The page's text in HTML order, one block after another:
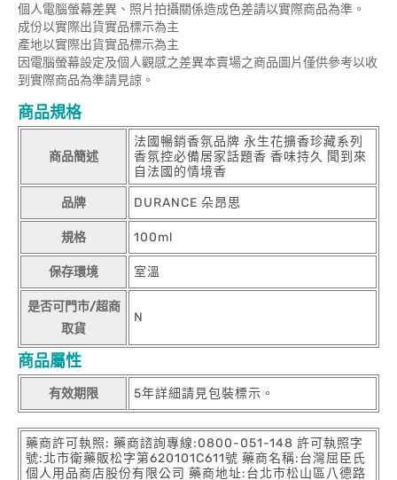
個人電腦螢幕差異、照片拍攝關係造成色差請以實際商品為準。
成份以實際出貨實品標示為主
產地以實際出貨實品標示為主
因電腦螢幕設定及個人觀感之差異本賣場之商品圖片僅供參考以收
到實際商品為準請見諒。
商品規格
商品簡述
法國暢銷香氛品牌 永生花擴香珍藏系列
香氛控必備居家話題香 香味持久 聞到來
自法國的情境香
品牌 DURANCE 朵昂思
規格 100ml
保存環境 室溫
是否可門市/超商
取貨
N
商品屬性
有效期限 5年詳細請見包裝標示。
藥商許可執照: 藥商諮詢專線:0800-051-148 許可執照字
號:北市衛藥販松字第620101C611號 藥商名稱:台灣屈臣氏
個人用品商店股份有限公司 藥商地址:台北市松山區八德路